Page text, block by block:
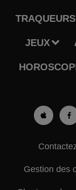
JEUX
Gestion des